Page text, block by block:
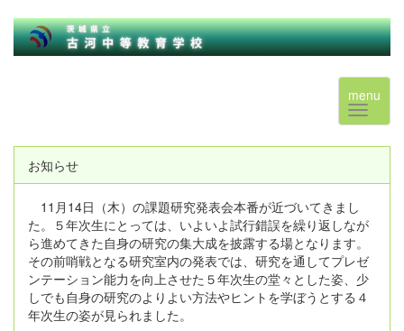
menu
お知らせ
11月14日（木）の課題研究発表会本番が近づいてきまし
た。５年次生にとっては、いよいよ試行錯誤を繰り返しなが
ら進めてきた自身の研究の集大成を披露する場となります。
その前哨戦となる研究室内の発表では、研究を通してプレゼ
ンテーション能力を向上させた５年次生の堂々とした姿、少
しでも自身の研究のよりよい方法やヒントを学ぼうとする４
年次生の姿が見られました。